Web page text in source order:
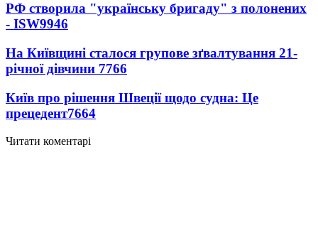
РФ створила "українську бригаду" з полонених
- ISW9946
На Київщині сталося групове зґвалтування 21-
річної дівчини 7766
Київ про рішення Швеції щодо судна: Це
прецедент7664
Читати коментарі